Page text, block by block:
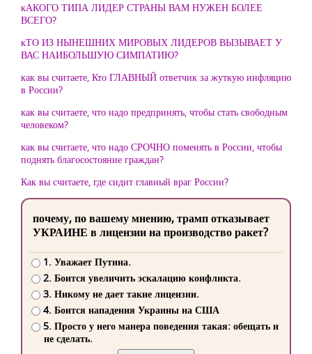
кАКОГО ТИПА ЛИДЕР СТРАНЫ ВАМ НУЖЕН БОЛЕЕ
ВСЕГО?
кТО ИЗ НЫНЕШНИХ МИРОВЫХ ЛИДЕРОВ ВЫЗЫВАЕТ У
ВАС НАИБОЛЬШУЮ СИМПАТИЮ?
как вы считаете, Кто ГЛАВНЫЙ ответчик за жуткую инфляцию
в России?
как вы считаете, что надо предпринять, чтобы стать свободным
человеком?
как вы считаете, что надо СРОЧНО поменять в России, чтобы
поднять благосостояние граждан?
Как вы считаете, где сидит главный враг России?
почему, по вашему мнению, трамп отказывает
УКРАИНЕ в лицензии на производство ракет?
1. Уважает Путина.
2. Боится увеличить эскалацию конфликта.
3. Никому не дает такие лицензии.
4. Боится нападения Украины на США
5. Просто у него манера поведения такая: обещать и
не сделать.